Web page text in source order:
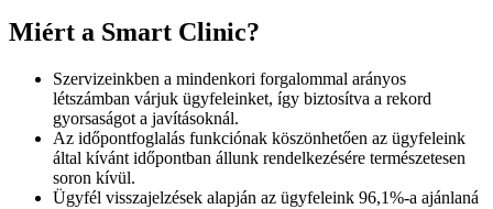
Miért a Smart Clinic?
Szervizeinkben a mindenkori forgalommal arányos
létszámban várjuk ügyfeleinket, így biztosítva a rekord
gyorsaságot a javításoknál.
Az időpontfoglalás funkciónak köszönhetően az ügyfeleink
által kívánt időpontban állunk rendelkezésére természetesen
soron kívül.
Ügyfél visszajelzések alapján az ügyfeleink 96,1%-a ajánlaná